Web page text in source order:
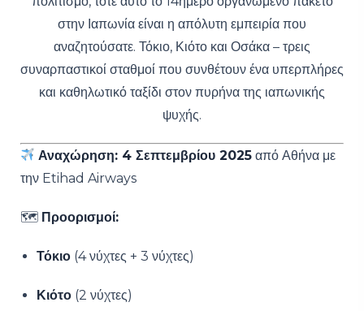
στην Ιαπωνία είναι η απόλυτη εμπειρία που
αναζητούσατε. Τόκιο, Κιότο και Οσάκα – τρεις
συναρπαστικοί σταθμοί που συνθέτουν ένα υπερπλήρες
και καθηλωτικό ταξίδι στον πυρήνα της ιαπωνικής
ψυχής.
Αναχώρηση: 4 Σεπτεμβρίου 2025 από Αθήνα με
την Etihad Airways
🗺 Προορισμοί:
Τόκιο (4 νύχτες + 3 νύχτες)
Κιότο (2 νύχτες)